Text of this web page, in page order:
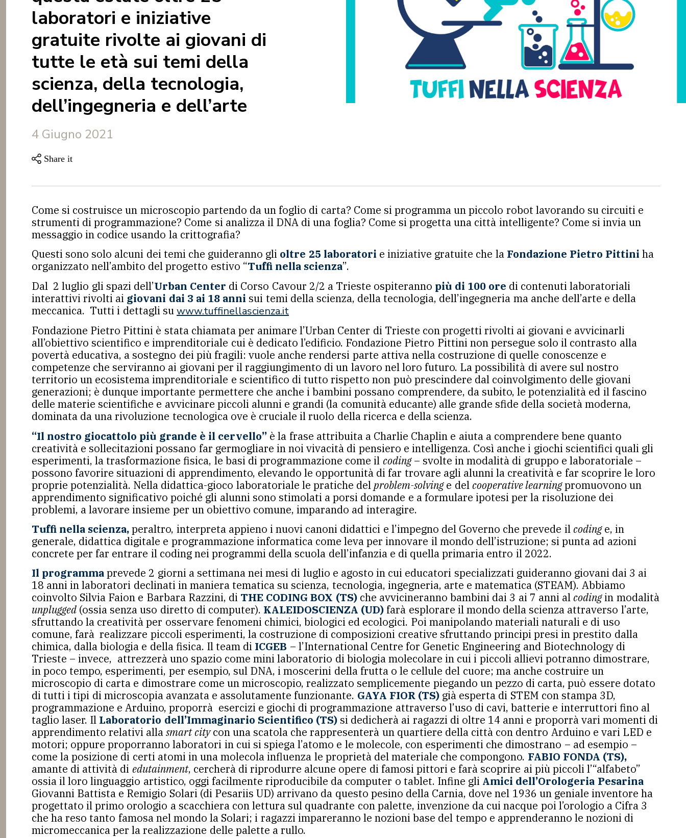
laboratori e iniziative
gratuite rivolte ai giovani di
tutte le età sui temi della
scienza, della tecnologia,
dell’ingegneria e dell’arte
4 Giugno 2021
Come si costruisce un microscopio partendo da un foglio di carta? Come si programma un piccolo robot lavorando su circuiti e
strumenti di programmazione? Come si analizza il DNA di una foglia? Come si progetta una città intelligente? Come si invia un
messaggio in codice usando la crittografia?
Questi sono solo alcuni dei temi che guideranno gli oltre 25 laboratori e iniziative gratuite che la Fondazione Pietro Pittini ha
organizzato nell’ambito del progetto estivo “Tuffi nella scienza”.
Dal 2 luglio gli spazi dell’Urban Center di Corso Cavour 2/2 a Trieste ospiteranno più di 100 ore di contenuti laboratoriali
interattivi rivolti ai giovani dai 3 ai 18 anni sui temi della scienza, della tecnologia, dell’ingegneria ma anche dell’arte e della
meccanica. Tutti i dettagli suwww.tuffinellascienza.it
Fondazione Pietro Pittini è stata chiamata per animare l’Urban Center di Trieste con progetti rivolti ai giovani e avvicinarli
all’obiettivo scientifico e imprenditoriale cui è dedicato l’edificio. Fondazione Pietro Pittini non persegue solo il contrasto alla
povertà educativa, a sostegno dei più fragili: vuole anche rendersi parte attiva nella costruzione di quelle conoscenze e
competenze che serviranno ai giovani per il raggiungimento di un lavoro nel loro futuro. La possibilità di avere sul nostro
territorio un ecosistema imprenditoriale e scientifico di tutto rispetto non può prescindere dal coinvolgimento delle giovani
generazioni; è dunque importante permettere che anche i bambini possano comprendere, da subito, le potenzialità ed il fascino
delle materie scientifiche e avvicinare piccoli alunni e grandi (la comunità educante) alle grande sfide della società moderna,
dominata da una rivoluzione tecnologica ove è cruciale il ruolo della ricerca e della scienza.
“Il nostro giocattolo più grande è il cervello” è la frase attribuita a Charlie Chaplin e aiuta a comprendere bene quanto
creatività e sollecitazioni possano far germogliare in noi vivacità di pensiero e intelligenza. Così anche i giochi scientifici quali gli
esperimenti, la trasformazione fisica, le basi di programmazione come il coding– svolte in modalità di gruppo e laboratoriale –
possono favorire situazioni di apprendimento, elevando le opportunità di far trovare agli alunni la creatività e far scoprire le loro
proprie potenzialità. Nella didattica-gioco laboratoriale le pratiche delproblem-solvinge delcooperative learningpromuovono un
apprendimento significativo poiché gli alunni sono stimolati a porsi domande e a formulare ipotesi per la risoluzione dei
problemi, a lavorare insieme per un obiettivo comune, imparando ad interagire.
Tuffi nella scienza,peraltro, interpreta appieno i nuovi canoni didattici e l’impegno del Governo che prevede ilcodinge, in
generale, didattica digitale e programmazione informatica come leva per innovare il mondo dell’istruzione; si punta ad azioni
concrete per far entrare il coding nei programmi della scuola dell’infanzia e di quella primaria entro il 2022.
Il programmaprevede 2 giorni a settimana nei mesi di luglio e agosto in cui educatori specializzati guideranno giovani dai 3 ai
18 anni in laboratori declinati in maniera tematica su scienza, tecnologia, ingegneria, arte e matematica (STEAM). Abbiamo
coinvolto Silvia Faion e Barbara Razzini, di THE CODING BOX (TS)che avvicineranno bambini dai 3 ai 7 anni alcodingin modalità
unplugged (ossia senza uso diretto di computer). KALEIDOSCIENZA (UD) farà esplorare il mondo della scienza attraverso l’arte,
sfruttando la creatività per osservare fenomeni chimici, biologici ed ecologici. Poi manipolando materiali naturali e di uso
comune, farà realizzare piccoli esperimenti, la costruzione di composizioni creative sfruttando principi presi in prestito dalla
chimica, dalla biologia e della fisica. Il team di ICGEB – l’International Centre for Genetic Engineering and Biotechnology di
Trieste – invece, attrezzerà uno spazio come mini laboratorio di biologia molecolare in cui i piccoli allievi potranno dimostrare,
in poco tempo, esperimenti, per esempio, sul DNA, i moscerini della frutta o le cellule del cuore; ma anche costruire un
microscopio di carta e dimostrare come un microscopio, realizzato semplicemente piegando un pezzo di carta, può essere dotato
di tutti i tipi di microscopia avanzata e assolutamente funzionante. GAYA FIOR (TS)già esperta di STEM con stampa 3D,
programmazione e Arduino, proporrà esercizi e giochi di programmazione attraverso l’uso di cavi, batterie e interruttori fino al
taglio laser. Il Laboratorio dell’Immaginario Scientifico (TS) si dedicherà ai ragazzi di oltre 14 anni e proporrà vari momenti di
apprendimento relativi allasmart citycon una scatola che rappresenterà un quartiere della città con dentro Arduino e vari LED e
motori; oppure proporranno laboratori in cui si spiega l’atomo e le molecole, con esperimenti che dimostrano – ad esempio –
come la posizione di certi atomi in una molecola influenza le proprietà del materiale che compongono. FABIO FONDA (TS),
amante di attività di edutainment, cercherà di riprodurre alcune opere di famosi pittori e farà scoprire ai più piccoli l’“alfabeto”
ossia il loro linguaggio artistico, oggi facilmente riproducibile da computer o tablet. Infine gli Amici dell’Orologeria Pesarina
Giovanni Battista e Remigio Solari (di Pesariis UD) arrivano da questo pesino della Carnia, dove nel 1936 un geniale inventore ha
progettato il primo orologio a scacchiera con lettura sul quadrante con palette, invenzione da cui nacque poi l’orologio a Cifra 3
che ha reso tanto famosa nel mondo la Solari; i ragazzi impareranno le nozioni base del tempo e apprenderanno le nozioni di
micromeccanica per la realizzazione delle palette a rullo.